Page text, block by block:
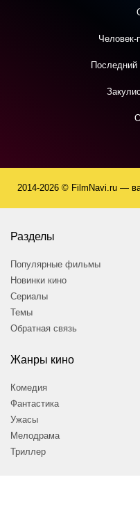
Человек-
Последний
2014-2026 © FilmNavi.ru —
Разделы
Популярные фильмы
Новинки кино
Сериалы
Темы
Обратная связь
Жанры кино
Комедия
Фантастика
Ужасы
Мелодрама
Триллер